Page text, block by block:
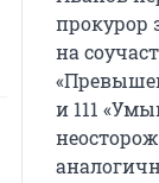
прокурор
на
и 111